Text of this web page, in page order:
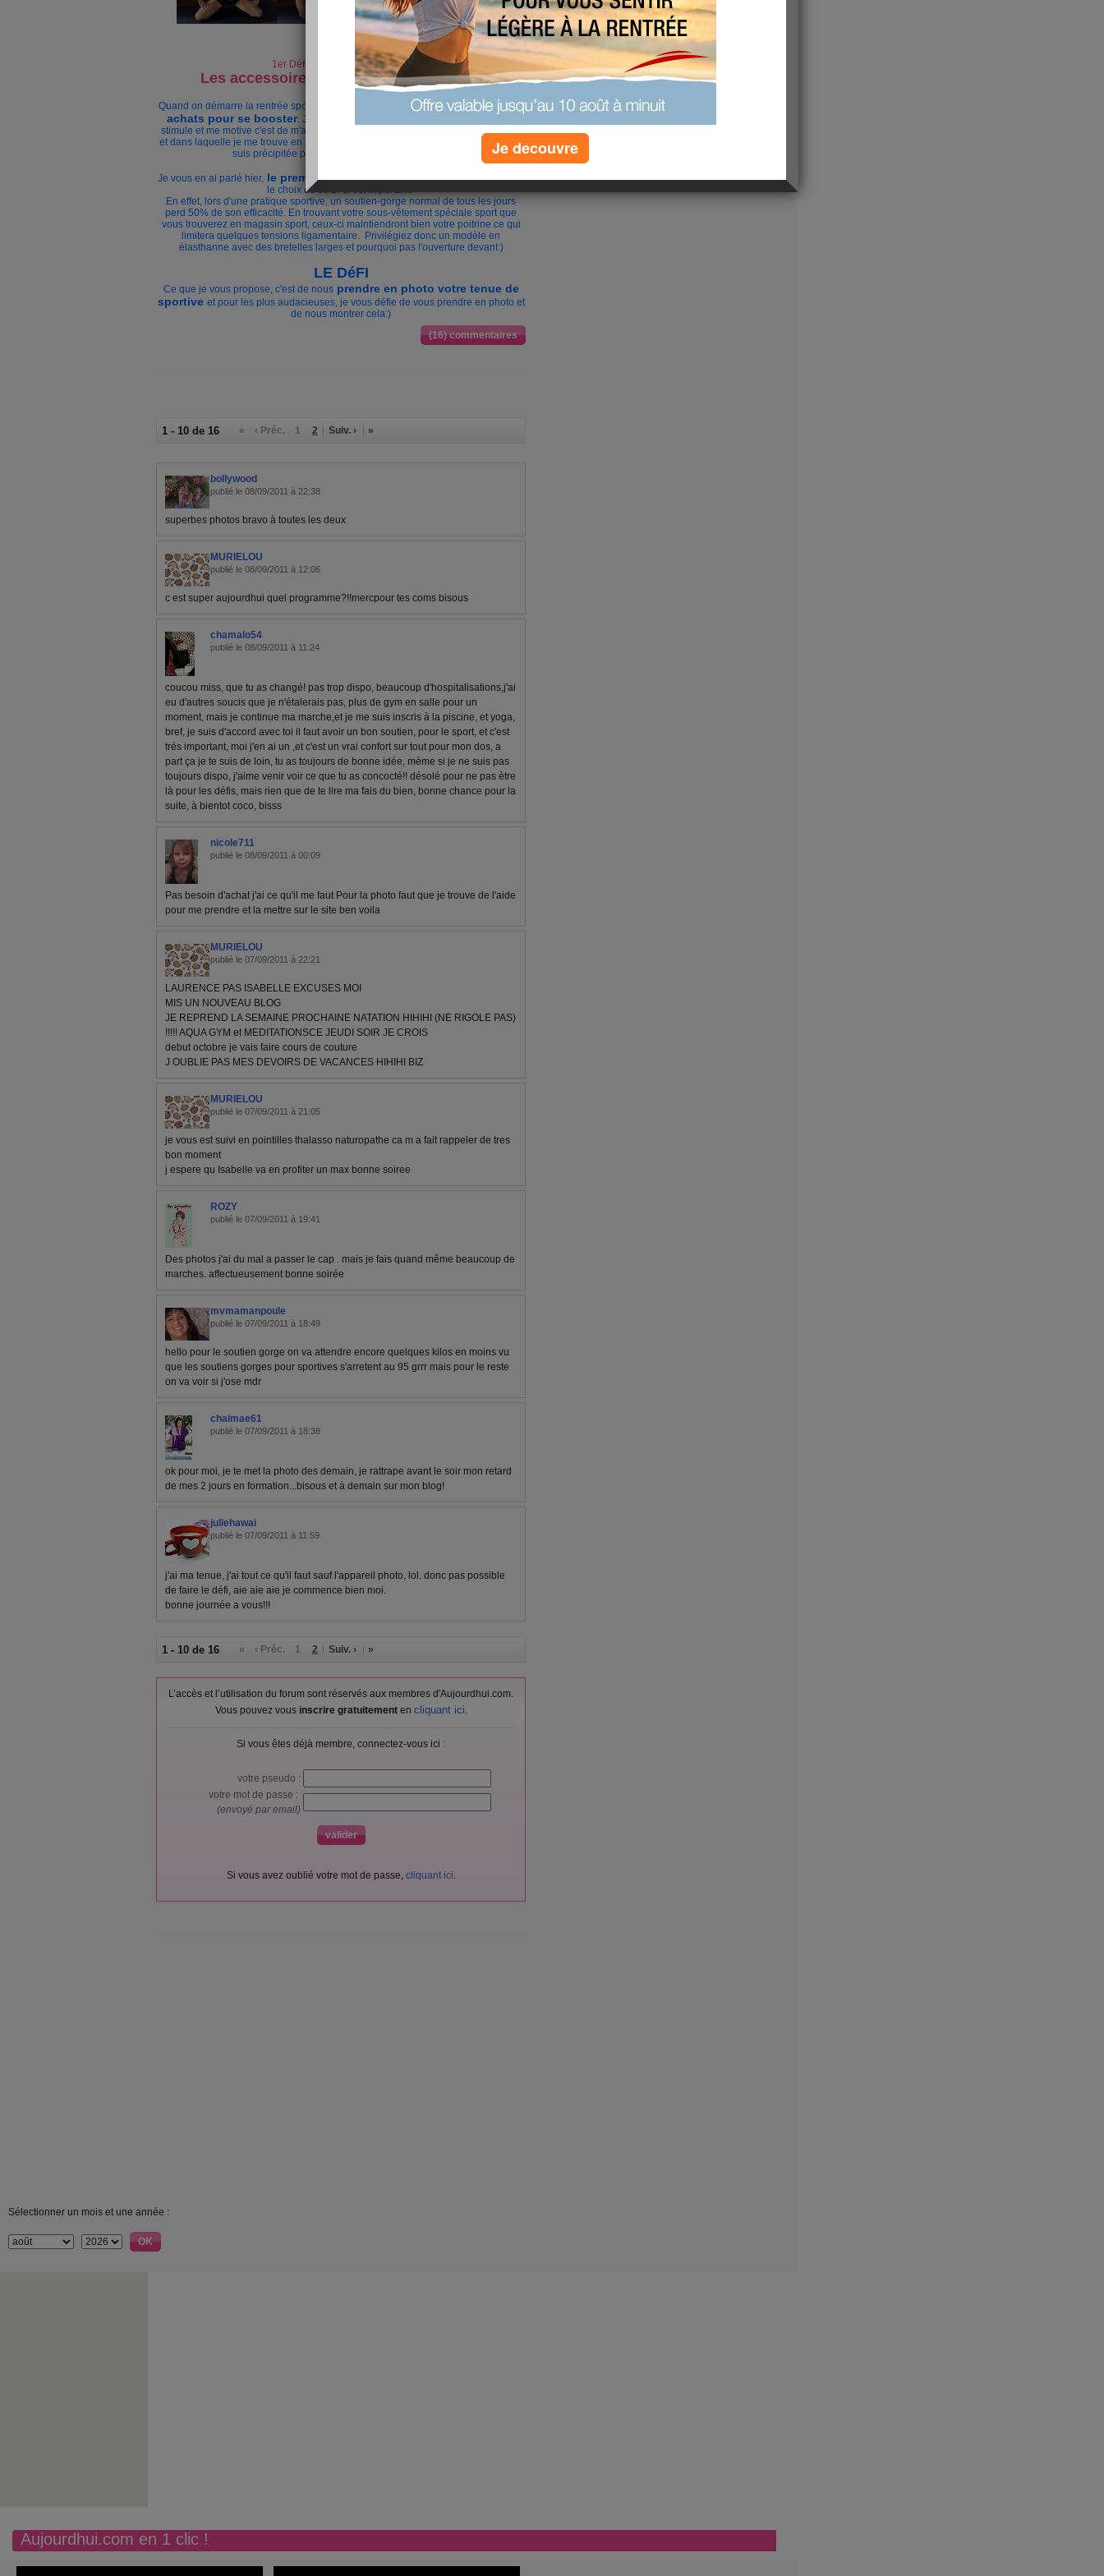
1er Défi Image de soi du mois :
Les accessoires pour mieux se booster
Quand on démarre la rentrée sportive,
rien de mieux que quelques petits
achats pour se booster. Je sais pas pour vous, mais pour moi, ce qui me
stimule et me motive c'est de m'acheter une tenue dans laquelle je me sente bien
et dans laquelle je me trouve en plus jolie. Tel un élève le jour de la rentrée, je me
suis précipitée pour me trouver ma tenue idéale.
Je vous en ai parlé hier, le premier achat utile, c'est le soutien-gorge, en effet,
le choix de celui-ci est important.
En effet, lors d'une pratique sportive, un soutien-gorge normal de tous les jours
perd 50% de son efficacité. En trouvant votre sous-vêtement spéciale sport que
vous trouverez en magasin sport, ceux-ci maintiendront bien votre poitrine ce qui
limitera quelques tensions ligamentaire. Privilégiez donc un modèle en
élasthanne avec des bretelles larges et pourquoi pas l'ouverture devant:)
LE DéFI
Ce que je vous propose, c'est de nousprendre en photo votre tenue de
sportive et pour les plus audacieuses, je vous défie de vous prendre en photo et
de nous montrer cela:)
(16) commentaires
1 - 10 de 16 « ‹ Préc. 1 2 Suiv. › »
bollywood
publié le 08/09/2011 à 22:38
superbes photos bravo à toutes les deux
MURIELOU
publié le 08/09/2011 à 12:06
c est super aujourdhui quel programme?!!mercpour tes coms bisous
chamalo54
publié le 08/09/2011 à 11:24
coucou miss, que tu as changé! pas trop dispo, beaucoup d'hospitalisations,j'ai
eu d'autres soucis que je n'étalerais pas, plus de gym en salle pour un
moment, mais je continue ma marche,et je me suis inscris à la piscine, et yoga,
bref, je suis d'accord avec toi il faut avoir un bon soutien, pour le sport, et c'est
trés important, moi j'en ai un ,et c'est un vrai confort sur tout pour mon dos, a
part ça je te suis de loin, tu as toujours de bonne idée, mème si je ne suis pas
toujours dispo, j'aime venir voir ce que tu as concocté!! désolé pour ne pas ètre
là pour les défis, mais rien que de te lire ma fais du bien, bonne chance pour la
suite, à bientot coco, bisss
nicole711
publié le 08/09/2011 à 00:09
Pas besoin d'achat j'ai ce qu'il me faut Pour la photo faut que je trouve de l'aide
pour me prendre et la mettre sur le site ben voila
MURIELOU
publié le 07/09/2011 à 22:21
LAURENCE PAS ISABELLE EXCUSES MOI
MIS UN NOUVEAU BLOG
JE REPREND LA SEMAINE PROCHAINE NATATION HIHIHI (NE RIGOLE PAS)
!!!!! AQUA GYM et MEDITATIONSCE JEUDI SOIR JE CROIS
debut octobre je vais faire cours de couture
J OUBLIE PAS MES DEVOIRS DE VACANCES HIHIHI BIZ
MURIELOU
publié le 07/09/2011 à 21:05
je vous est suivi en pointilles thalasso naturopathe ca m a fait rappeler de tres
bon moment
j espere qu Isabelle va en profiter un max bonne soiree
ROZY
publié le 07/09/2011 à 19:41
Des photos j'ai du mal a passer le cap . mais je fais quand même beaucoup de
marches. affectueusement bonne soirée
mvmamanpoule
publié le 07/09/2011 à 18:49
hello pour le soutien gorge on va attendre encore quelques kilos en moins vu
que les soutiens gorges pour sportives s'arretent au 95 grrr mais pour le reste
on va voir si j'ose mdr
chaimae61
publié le 07/09/2011 à 18:38
ok pour moi, je te met la photo des demain, je rattrape avant le soir mon retard
de mes 2 jours en formation...bisous et à demain sur mon blog!
juliehawai
publié le 07/09/2011 à 11:59
j'ai ma tenue, j'ai tout ce qu'il faut sauf l'appareil photo, lol. donc pas possible
de faire le défi, aie aie aie je commence bien moi.
bonne journée a vous!!!
1 - 10 de 16 « ‹ Préc. 1 2 Suiv. › »
L’accès et l’utilisation du forum sont réservés aux membres d'Aujourdhui.com.
Vous pouvez vous inscrire gratuitementen cliquant ici.
Si vous êtes déjà membre, connectez-vous ici :
votre pseudo :
votre mot de passe :
(envoyé par email)
Si vous avez oublié votre mot de passe, cliquant ici.
Sélectionner un mois et une année :
Aujourdhui.com en 1 clic !
Je decouvre